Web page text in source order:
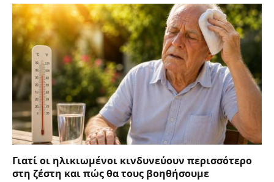
Γιατί οι ηλικιωμένοι κινδυνεύουν περισσότερο
στη ζέστη και πώς θα τους βοηθήσουμε